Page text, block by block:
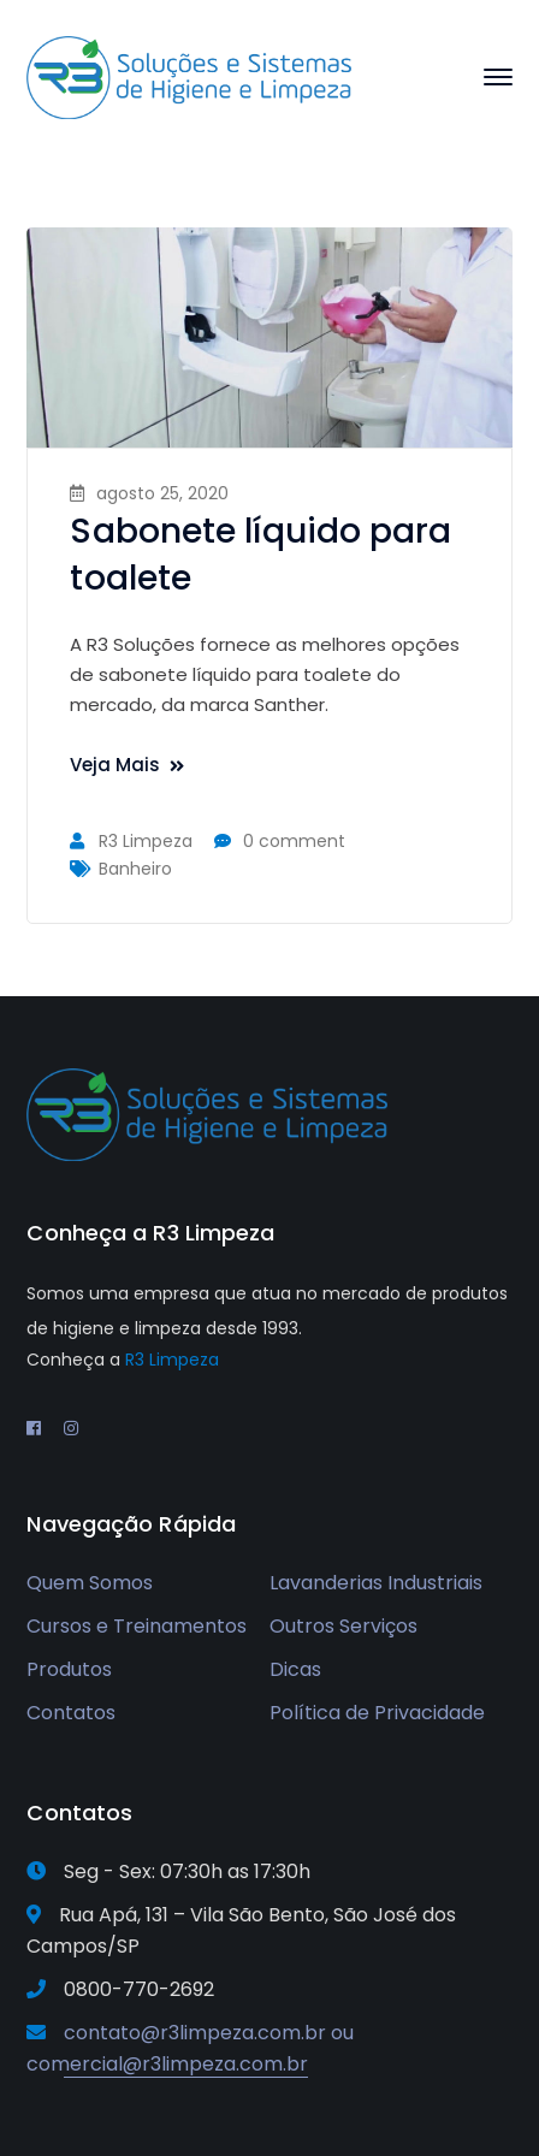
agosto 25, 2020
Sabonete líquido para
toalete
A R3 Soluções fornece as melhores opções
de sabonete líquido para toalete do
mercado, da marca Santher.
Veja Mais
R3 Limpeza
0 comment
Banheiro
Conheça a R3 Limpeza
Somos uma empresa que atua no mercado de produtos
de higiene e limpeza desde 1993.
Conheça aR3 Limpeza
Navegação Rápida
Quem Somos
Lavanderias Industriais
Cursos e Treinamentos
Outros Serviços
Produtos
Dicas
Contatos
Política de Privacidade
Contatos
Seg - Sex: 07:30h as 17:30h
Rua Apá, 131 – Vila São Bento, São José dos
Campos/SP
0800-770-2692
contato@r3limpeza.com.br ou
comercial@r3limpeza.com.br